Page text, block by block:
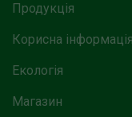
Продукція
Корисна інформація
Екологія
Магазин